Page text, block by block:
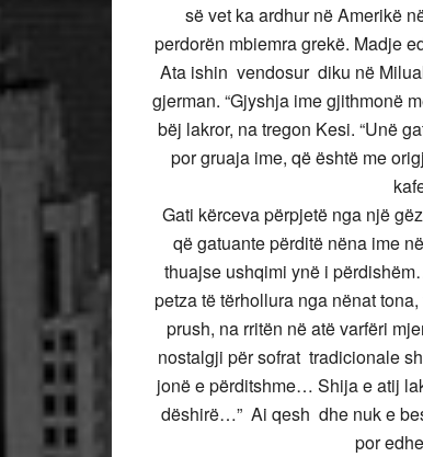
së vet ka ardhur në Amerikë
perdorën mbiemra grekë. Madje
Ata ishin vendosur diku në
gjerman. “Gjyshja ime gjithmonë
bëj lakror, na tregon Kesi. “Unë
por gruaja ime, që është me
Gati kërceva përpjetë nga një
që gatuante përditë nëna ime
thuajse ushqimi ynë i
petza të tërhollura nga nënat
prush, na rritën në atë varfëri
nostalgji për sofrat tradicionale
jonë e përditshme… Shija e atij
dëshirë…” Ai qesh dhe nuk e
por